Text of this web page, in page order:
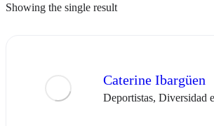
Showing the single result
Caterine Ibargüen
Deportistas,Diversidad